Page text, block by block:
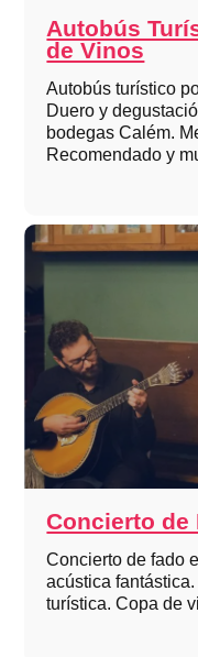
Autobús
de Vinos
Autobús turístico
Duero y
bodegas Calém.
Recomendado y
Concierto de
Concierto de fado
acústica
turística. Copa de